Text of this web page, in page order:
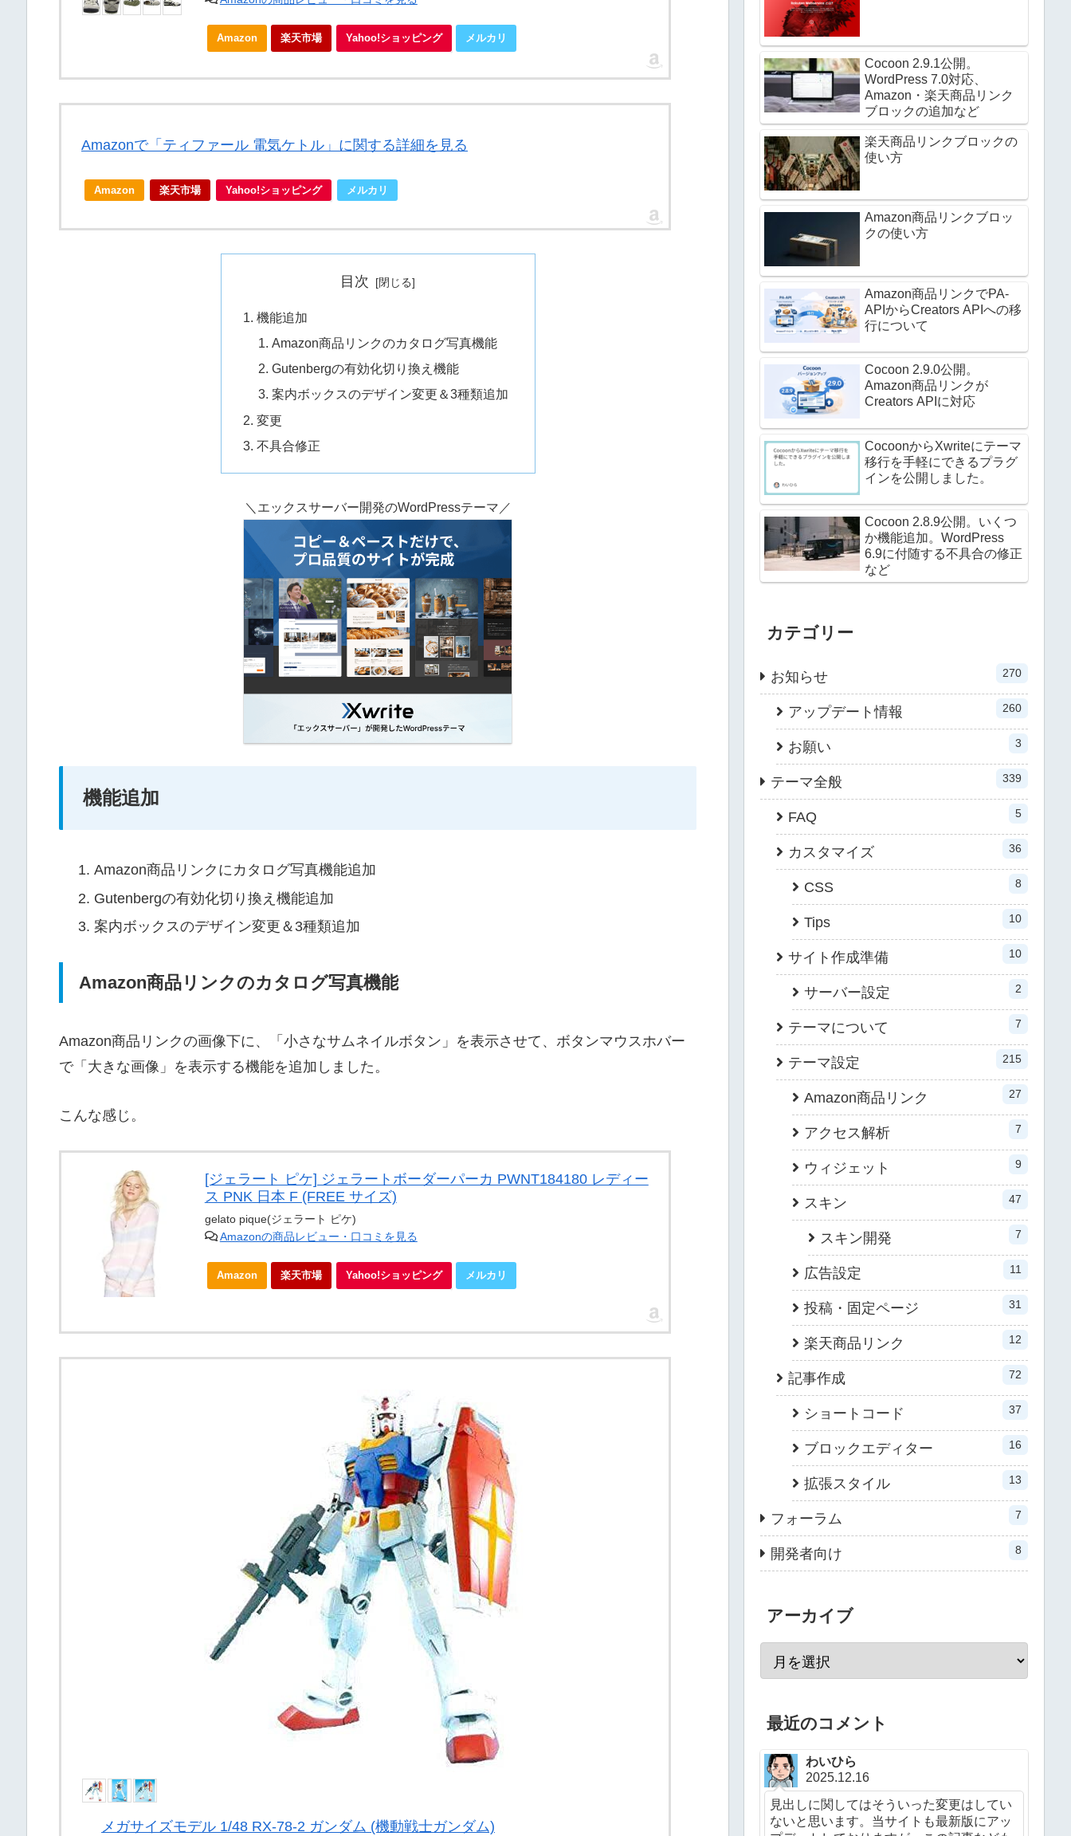
Amazon 楽天市場 Yahoo!ショッピング メルカリ
Amazonで「ティファール 電気ケトル」に関する詳細を見る
Amazon 楽天市場 Yahoo!ショッピング メルカリ
目次
機能追加
Amazon商品リンクのカタログ写真機能
Gutenbergの有効化切り換え機能
案内ボックスのデザイン変更＆3種類追加
変更
不具合修正
＼エックスサーバー開発のWordPressテーマ／
機能追加
Amazon商品リンクにカタログ写真機能追加
Gutenbergの有効化切り換え機能追加
案内ボックスのデザイン変更＆3種類追加
Amazon商品リンクのカタログ写真機能
Amazon商品リンクの画像下に、「小さなサムネイルボタン」を表示させて、ボタンマウスホバー
で「大きな画像」を表示する機能を追加しました。
こんな感じ。
[ジェラート ピケ] ジェラートボーダーパーカ PWNT184180 レディー
ス PNK 日本 F (FREE サイズ)
gelato pique(ジェラート ピケ)
Amazonの商品レビュー・口コミを見る
Amazon 楽天市場 Yahoo!ショッピング メルカリ
メガサイズモデル 1/48 RX-78-2 ガンダム (機動戦士ガンダム)
Cocoon 2.9.1公開。
WordPress 7.0対応、
Amazon・楽天商品リンク
ブロックの追加など
楽天商品リンクブロックの
使い方
Amazon商品リンクブロッ
クの使い方
Amazon商品リンクでPA-
APIからCreators APIへの移
行について
Cocoon 2.9.0公開。
Amazon商品リンクが
Creators APIに対応
CocoonからXwriteにテーマ
移行を手軽にできるプラグ
インを公開しました。
Cocoon 2.8.9公開。いくつ
か機能追加。WordPress
6.9に付随する不具合の修正
など
カテゴリー
お知らせ 270
アップデート情報 260
お願い 3
テーマ全般 339
FAQ 5
カスタマイズ 36
CSS 8
Tips 10
サイト作成準備 10
サーバー設定 2
テーマについて 7
テーマ設定 215
Amazon商品リンク 27
アクセス解析 7
ウィジェット 9
スキン 47
スキン開発 7
広告設定 11
投稿・固定ページ 31
楽天商品リンク 12
記事作成 72
ショートコード 37
ブロックエディター 16
拡張スタイル 13
フォーラム 7
開発者向け 8
アーカイブ
最近のコメント
わいひら
2025.12.16
見出しに関してはそういった変更はしてい
ないと思います。当サイトも最新版にアッ